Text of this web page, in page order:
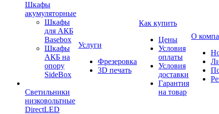
Шкафы
акумуляторные
Шкафы
для АКБ
Basebox
Шкафы
АКБ на
опору
SideBox
Светильники
низковольтные
DirectLED
Услуги
Фрезеровка
3D печать
Как купить
Цены
Условия
оплаты
Условия
доставки
Гарантия
на товар
О